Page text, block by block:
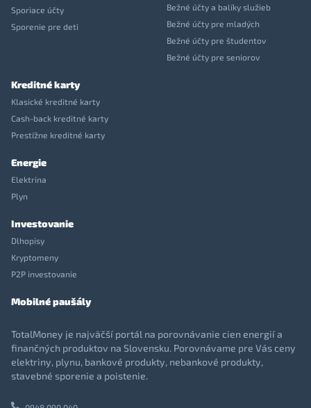
Sporiace účty
Sporenie pre deti
Bežné účty a balíky služieb
Bežné účty pre mladých
Bežné účty pre študentov
Bežné účty pre seniorov
Kreditné karty
Klasické kreditné karty
Cash-back kreditné karty
Prestížne kreditné karty
Energie
Elektrina
Plyn
Investovanie
Dlhopisy
Kryptomeny
P2P investovanie
Mobilné paušály
TotalMoney je najväčší portál na porovnávanie cien energií a
finančných produktov na Slovensku. Porovnávame pre Vás ceny
elektriny, plynu, bankové produkty, nebankové produkty,
stavebné sporenie a poistenie.